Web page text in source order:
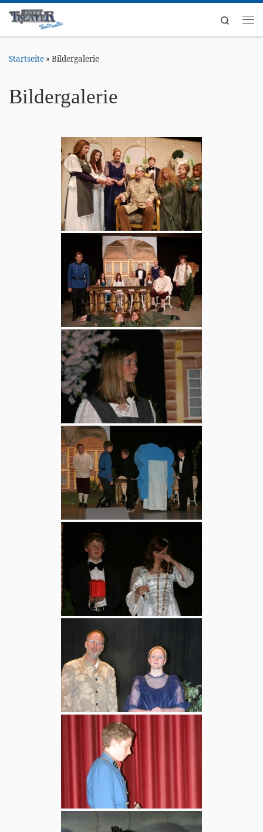
Zum Inhalt springen
Search
Startseite » Bildergalerie
Bildergalerie